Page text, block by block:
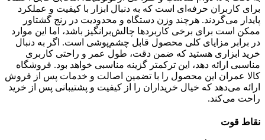
برای کاربران حرفه‌ای است که به دنبال ابزار با کیفیت و عملکرد
پایدار می‌گردند. هرچند وزن دستگاه و محدودیت در رنج گشتاور
ممکن است برای برخی کاربردها چالش‌برانگیز باشد، اما این موارد
در برابر مزایای کلی محصول قابل چشم‌پوشی است. اگر به دنبال
خرید ابزاری هستید که ضمن دقت، طول عمر و راحتی کاربری
مناسبی ارائه دهد، این ترکمتر گزینه مناسبی خواهد بود. فروشگاه
کالا عمران این محصول را با تضمین اصالت و خدمات پس از فروش
ارائه می‌دهد که خیال خریداران را از کیفیت و پشتیبانی پس از خرید
راحت می‌کند.
نقاط قوت